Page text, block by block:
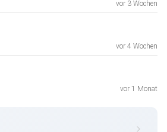
vor 3 Wochen
vor 4 Wochen
vor 1 Monat